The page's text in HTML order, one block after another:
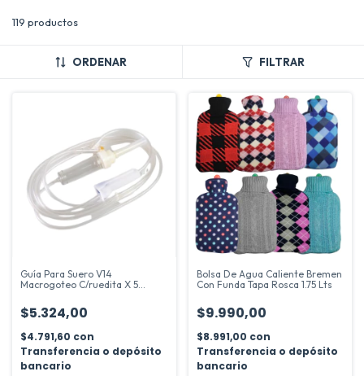
119 productos
ORDENAR FILTRAR
Guía Para Suero V14
Macrogoteo C/ruedita X 5
$5.324,00
$4.791,60 con
Transferencia o depósito
bancario
Bolsa De Agua Caliente Bremen
Con Funda Tapa Rosca 1.75 Lts
$9.990,00
$8.991,00 con
Transferencia o depósito
bancario